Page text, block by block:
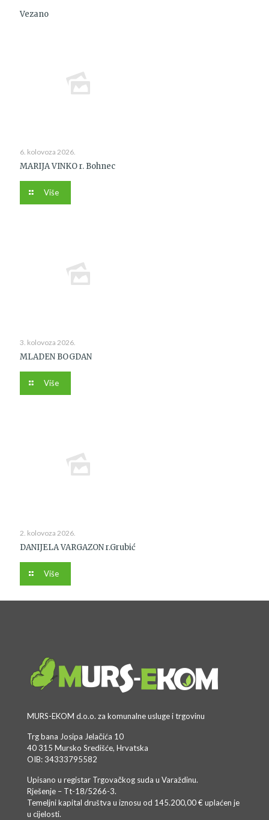
Vezano
6. kolovoza 2026.
MARIJA VINKO r. Bohnec
Više
3. kolovoza 2026.
MLADEN BOGDAN
Više
2. kolovoza 2026.
DANIJELA VARGAZON r.Grubić
Više
MURS-EKOM d.o.o. za komunalne usluge i trgovinu
Trg bana Josipa Jelačića 10
40 315 Mursko Središće, Hrvatska
OIB: 34333795582
Upisano u registar Trgovačkog suda u Varaždinu.
Rješenje – Tt-18/5266-3.
Temeljni kapital društva u iznosu od 145.200,00 € uplaćen je
u cijelosti.